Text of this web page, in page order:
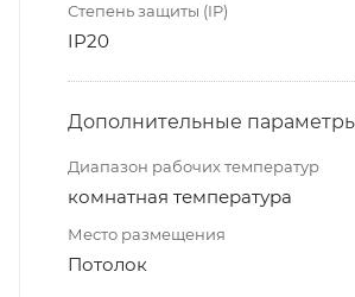
Степень защиты (IP)
IP20
Дополнительные
Диапазон рабочих температур
комнатная температура
Место размещения
Потолок